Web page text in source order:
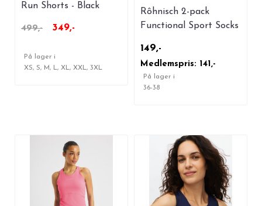
Run Shorts - Black
499,- 349,-
På lager i
XS, S, M, L, XL, XXL, 3XL
Rôhnisch 2-pack
Functional Sport Socks
149,-
Medlemspris: 141,-
På lager i
36-38